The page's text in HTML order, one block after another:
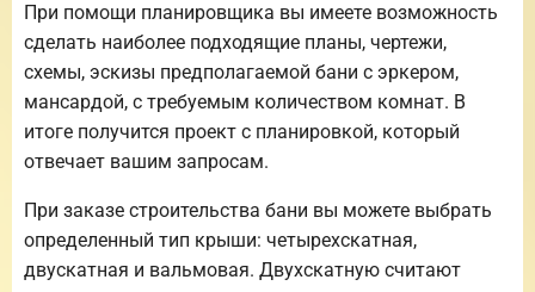
При помощи планировщика вы имеете возможность
сделать наиболее подходящие планы, чертежи,
схемы, эскизы предполагаемой бани с эркером,
мансардой, с требуемым количеством комнат. В
итоге получится проект с планировкой, который
отвечает вашим запросам.
При заказе строительства бани вы можете выбрать
определенный тип крыши: четырехскатная,
двускатная и вальмовая. Двухскатную считают